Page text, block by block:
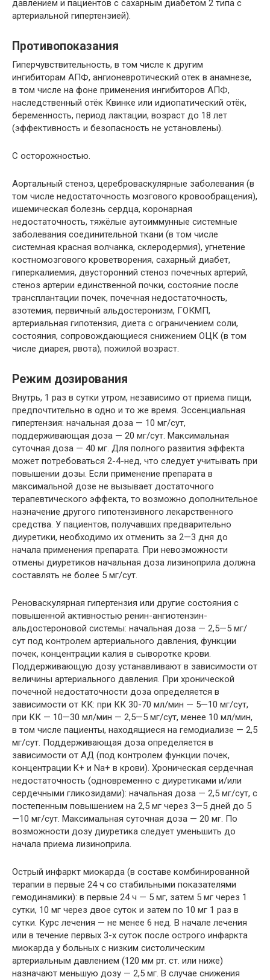
давлением и пациентов с сахарным диабетом 2 типа с
артериальной гипертензией).
Противопоказания
Гиперчувствительность, в том числе к другим
ингибиторам АПФ, ангионевротический отек в анамнезе,
в том числе на фоне применения ингибиторов АПФ,
наследственный отёк Квинке или идиопатический отёк,
беременность, период лактации, возраст до 18 лет
(эффективность и безопасность не установлены).
C осторожностью.
Аортальный стеноз, цереброваскулярные заболевания (в
том числе недостаточность мозгового кровообращения),
ишемическая болезнь сердца, коронарная
недостаточность, тяжёлые аутоиммунные системные
заболевания соединительной ткани (в том числе
системная красная волчанка, склеродермия), угнетение
костномозгового кроветворения, сахарный диабет,
гиперкалиемия, двусторонний стеноз почечных артерий,
стеноз артерии единственной почки, состояние после
трансплантации почек, почечная недостаточность,
азотемия, первичный альдостеронизм, ГОКМП,
артериальная гипотензия, диета с ограничением соли,
состояния, сопровождающиеся снижением ОЦК (в том
числе диарея, рвота), пожилой возраст.
Режим дозирования
Внутрь, 1 раз в сутки утром, независимо от приема пищи,
предпочтительно в одно и то же время. Эссенциальная
гипертензия: начальная доза — 10 мг/сут,
поддерживающая доза — 20 мг/сут. Максимальная
суточная доза — 40 мг. Для полного развития эффекта
может потребоваться 2-4-нед, что следует учитывать при
повышении дозы. Если применение препарата в
максимальной дозе не вызывает достаточного
терапевтического эффекта, то возможно дополнительное
назначение другого гипотензивного лекарственного
средства. У пациентов, получавших предварительно
диуретики, необходимо их отменить за 2—3 дня до
начала применения препарата. При невозможности
отмены диуретиков начальная доза лизиноприла должна
составлять не более 5 мг/сут.
Реноваскулярная гипертензия или другие состояния с
повышенной активностью ренин-ангиотензин-
альдостероновой системы: начальная доза — 2,5—5 мг/
сут под контролем артериального давления, функции
почек, концентрации калия в сыворотке крови.
Поддерживающую дозу устанавливают в зависимости от
величины артериального давления. При хронической
почечной недостаточности доза определяется в
зависимости от КК: при КК 30-70 мл/мин — 5—10 мг/сут,
при КК — 10—30 мл/мин — 2,5—5 мг/сут, менее 10 мл/мин,
в том числе пациенты, находящиеся на гемодиализе — 2,5
мг/сут. Поддерживающая доза определяется в
зависимости от АД (под контролем функции почек,
концентрации K+ и Na+ в крови). Хроническая сердечная
недостаточность (одновременно с диуретиками и/или
сердечными гликозидами): начальная доза — 2,5 мг/сут, с
постепенным повышением на 2,5 мг через 3—5 дней до 5
—10 мг/сут. Максимальная суточная доза — 20 мг. По
возможности дозу диуретика следует уменьшить до
начала приема лизиноприла.
Острый инфаркт миокарда (в составе комбинированной
терапии в первые 24 ч со стабильными показателями
гемодинамики): в первые 24 ч — 5 мг, затем 5 мг через 1
сутки, 10 мг через двое суток и затем по 10 мг 1 раз в
сутки. Курс лечения — не менее 6 нед. В начале лечения
или в течение первых 3-х суток после острого инфаркта
миокарда у больных с низким систолическим
артериальным давлением (120 мм рт. ст. или ниже)
назначают меньшую дозу — 2,5 мг. В случае снижения